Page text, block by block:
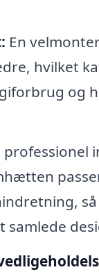
En
hvilket
og
professionel
samlede